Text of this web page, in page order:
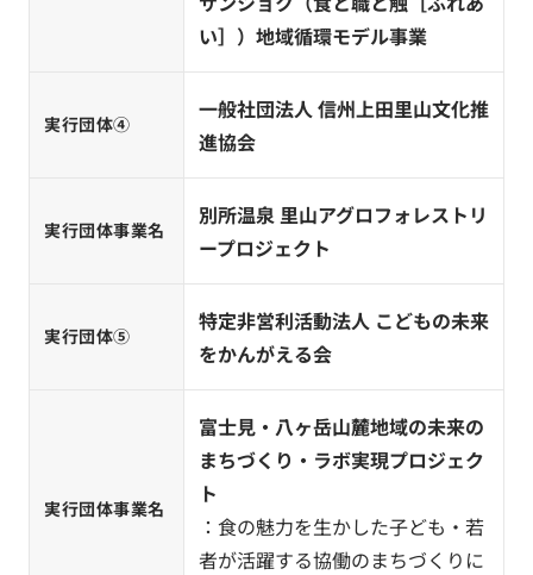
い］）地域循環モデル事業
実行団体④
一般社団法人 信州上田里山文化推
進協会
実行団体事業名
別所温泉 里山アグロフォレストリ
ープロジェクト
実行団体⑤
特定非営利活動法人 こどもの未来
をかんがえる会
実行団体事業名
富士見・八ヶ岳山麓地域の未来の
まちづくり・ラボ実現プロジェク
ト
：食の魅力を生かした子ども・若
者が活躍する協働のまちづくりに